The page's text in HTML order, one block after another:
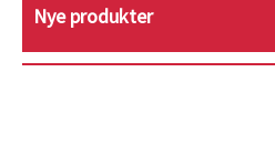
Nye produkter